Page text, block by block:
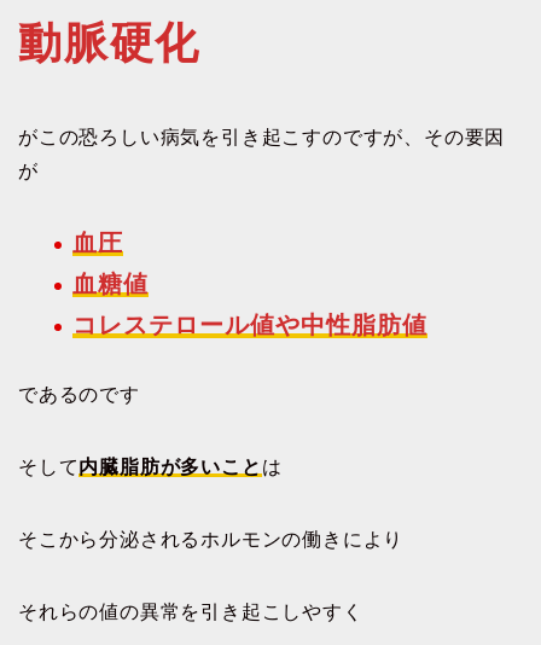
動脈硬化
がこの恐ろしい病気を引き起こすのですが、その要因
が
血圧
血糖値
コレステロール値や中性脂肪値
であるのです
そして内臓脂肪が多いこと は
そこから分泌されるホルモンの働きにより
それらの値の異常を引き起こしやすく